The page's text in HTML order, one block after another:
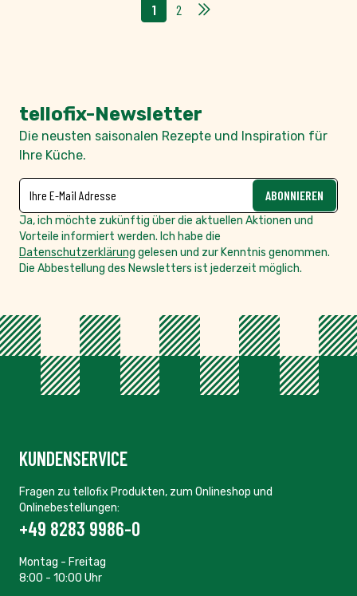
Sie lesen gerade die Seite
1 Seite
2
tellofix-Newsletter
Die neusten saisonalen Rezepte und Inspiration für
Ihre Küche.
NEWSLETTER E-Mailadresse
ABONNIEREN
Ja, ich möchte zukünftig über die aktuellen Aktionen und
Vorteile informiert werden. Ich habe die
Datenschutzerklärung gelesen und zur Kenntnis genommen.
Die Abbestellung des Newsletters ist jederzeit möglich.
KUNDENSERVICE
Fragen zu tellofix Produkten, zum Onlineshop und
Onlinebestellungen:
+49 8283 9986-0
Montag - Freitag
8:00 - 10:00 Uhr